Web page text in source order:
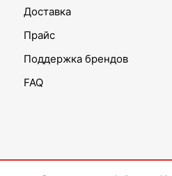
Доставка
Прайс
Поддержка брендов
FAQ